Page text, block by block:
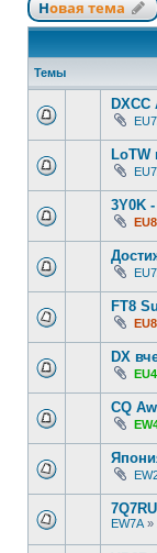
Новая тема
Темы
DXCC
LoTW
3Y0K
FT8
DX
CQ
EW7A »